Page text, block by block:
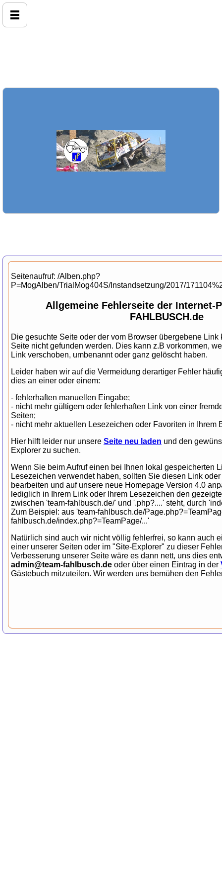
Seitenaufruf: /Alben.php?
P=MogAlben/TrialMog404S/Instandsetzung/2017/
Allgemeine Fehlerseite der Internet-
FAHLBUSCH.de
Die gesuchte Seite oder der vom Browser übergebene Link
Seite nicht gefunden werden. Dies kann z.B vorkommen,
Link verschoben, umbenannt oder ganz gelöscht haben.
Leider haben wir auf die Vermeidung derartiger Fehler
dies an einer oder einem:
- fehlerhaften manuellen Eingabe;
- nicht mehr gültigem oder fehlerhaften Link von einer
Seiten;
- nicht mehr aktuellen Lesezeichen oder Favoriten in Ihrem
Hier hilft leider nur unsere Seite neu laden und den
Explorer zu suchen.
Wenn Sie beim Aufruf einen bei Ihnen lokal gespeicherten
Lesezeichen verwendet haben, sollten Sie diesen Link
bearbeiten und auf unsere neue Homepage Version 4.0
lediglich in Ihrem Link oder Ihrem Lesezeichen den
zwischen 'team-fahlbusch.de/' und '.php?....' steht, durch
Zum Beispiel: aus 'team-fahlbusch.de/
fahlbusch.de/index.php?=TeamPage/...'
Natürlich sind auch wir nicht völlig fehlerfrei, so kann auch
einer unserer Seiten oder im "Site-Explorer" zu dieser
Verbesserung unserer Seite wäre es dann nett, uns dies
admin@team-fahlbusch.de oder über einen Eintrag in der
Gästebuch mitzuteilen. Wir werden uns bemühen den